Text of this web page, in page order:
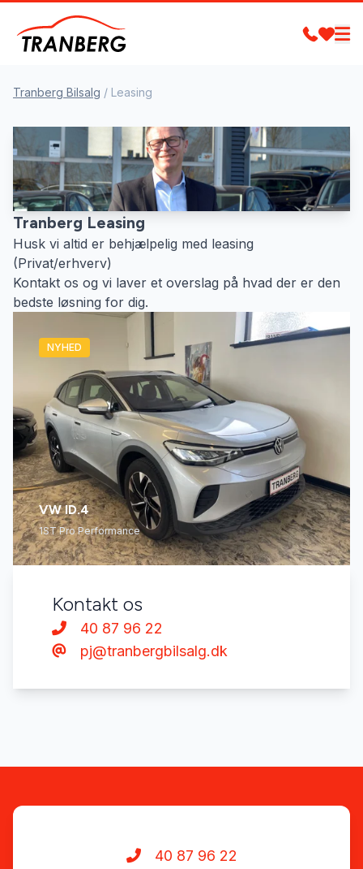
Tranberg Bilsalg / Leasing
Tranberg Leasing
Husk vi altid er behjælpelig med leasing
(Privat/erhverv)
Kontakt os og vi laver et overslag på hvad der er den
bedste løsning for dig.
NYHED
VW ID.4
1ST Pro Performance
Kontakt os
40 87 96 22
pj@tranbergbilsalg.dk
40 87 96 22